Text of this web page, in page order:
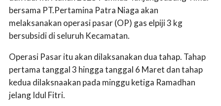
bersama PT.Pertamina Patra Niaga akan
melaksanakan operasi pasar (OP) gas elpiji 3 kg
bersubsidi di seluruh Kecamatan.
Operasi Pasar itu akan dilaksanakan dua tahap. Tahap
pertama tanggal 3 hingga tanggal 6 Maret dan tahap
kedua dilaksnaakan pada minggu ketiga Ramadhan
jelang Idul Fitri.